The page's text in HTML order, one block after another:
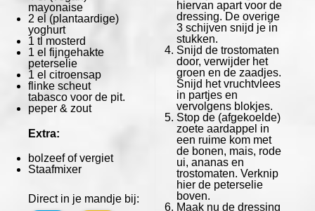
mayonaise
2 el (plantaardige)
yoghurt
1 tl mosterd
1 el fijngehakte
peterselie
1 el citroensap
flinke scheut
tabasco voor de pit.
peper & zout
Extra:
bolzeef of vergiet
Staafmixer
Direct in je mandje bij:
hiervan apart voor de
dressing. De overige
3 schijven snijd je in
stukken.
Snijd de trostomaten
door, verwijder het
groen en de zaadjes.
Snijd het vruchtvlees
in partjes en
vervolgens blokjes.
Stop de (afgekoelde)
zoete aardappel in
een ruime kom met
de bonen, mais, rode
ui, ananas en
trostomaten. Verknip
hier de peterselie
boven.
Maak nu de dressing